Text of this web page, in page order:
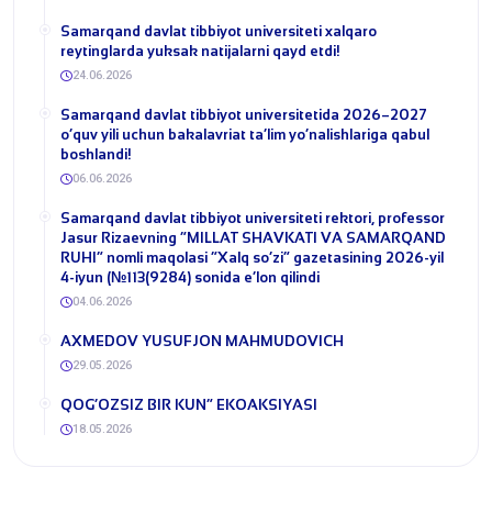
Samarqand davlat tibbiyot universiteti xalqaro
reytinglarda yuksak natijalarni qayd etdi!
24.06.2026
Samarqand davlat tibbiyot universitetida 2026–2027
o‘quv yili uchun bakalavriat ta’lim yo‘nalishlariga qabul
boshlandi!
06.06.2026
​Samarqand davlat tibbiyot universiteti rektori, professor
Jasur Rizaevning “MILLAT SHAVKATI VA SAMARQAND
RUHI” nomli maqolasi “Xalq so‘zi” gazetasining 2026-yil
4-iyun (№113(9284) sonida e’lon qilindi
04.06.2026
​AXMEDOV YUSUFJON MAHMUDOVICH
29.05.2026
QOG‘OZSIZ BIR KUN” EKOAKSIYASI
18.05.2026